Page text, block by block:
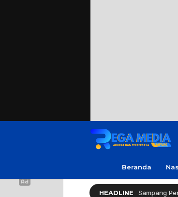
Beranda
HEADLINE
Amanda, Pelajar Sampang Peraih Juara KSPI